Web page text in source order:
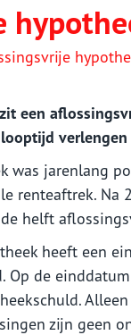
een
was jarenlang
renteaftrek. Na
helft
heeft een
Op de
zijn geen